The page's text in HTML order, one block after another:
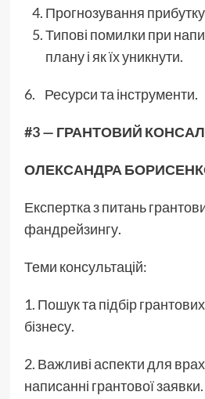
Прогнозування
Типові помилки при
плану і як їх уникнути.
6. Ресурси та інструменти.
#3 — ГРАНТОВИЙ
ОЛЕКСАНДРА
Експертка з питань
фандрейзингу.
Теми консультацій:
1. Пошук та підбір
бізнесу.
2. Важливі аспекти для
написанні грантової заявки.